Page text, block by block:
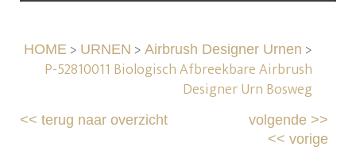
HOME> URNEN > Airbrush Designer Urnen >
P-52810011 Biologisch Afbreekbare Airbrush
Designer Urn Bosweg
<<terug naar overzicht volgende>>
<< vorige